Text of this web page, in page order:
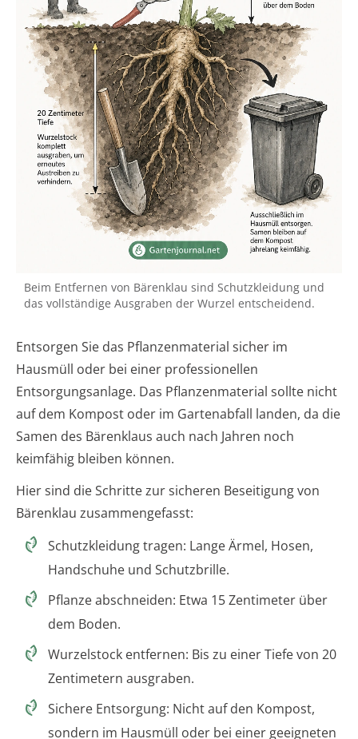
Beim Entfernen von Bärenklau sind Schutzkleidung und
das vollständige Ausgraben der Wurzel entscheidend.
Entsorgen Sie das Pflanzenmaterial sicher im
Hausmüll oder bei einer professionellen
Entsorgungsanlage. Das Pflanzenmaterial sollte nicht
auf dem Kompost oder im Gartenabfall landen, da die
Samen des Bärenklaus auch nach Jahren noch
keimfähig bleiben können.
Hier sind die Schritte zur sicheren Beseitigung von
Bärenklau zusammengefasst:
Schutzkleidung tragen: Lange Ärmel, Hosen,
Handschuhe und Schutzbrille.
Pflanze abschneiden: Etwa 15 Zentimeter über
dem Boden.
Wurzelstock entfernen: Bis zu einer Tiefe von 20
Zentimetern ausgraben.
Sichere Entsorgung: Nicht auf den Kompost,
sondern im Hausmüll oder bei einer geeigneten